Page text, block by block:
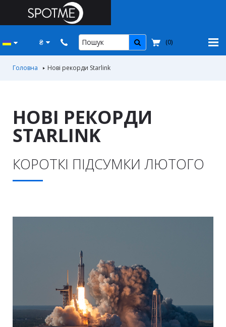
₴ (0)
Головна Нові рекорди Starlink
НОВІ РЕКОРДИ
STARLINK
КОРОТКІ ПІДСУМКИ ЛЮТОГО